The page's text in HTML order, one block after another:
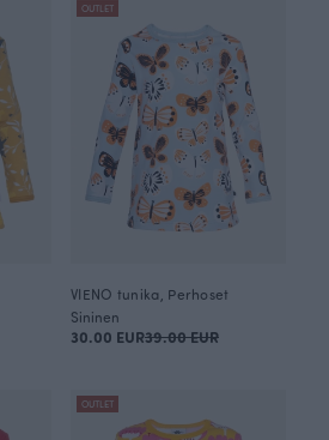
OUTLET
VIENO tunika, Perhoset
Sininen
30.00 EUR39.00 EUR
OUTLET